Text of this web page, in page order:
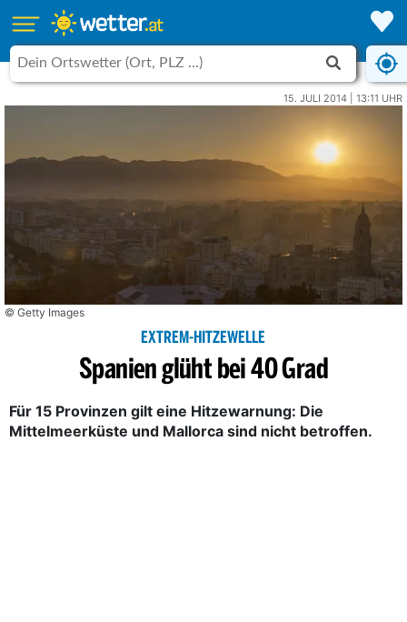
15. JULI 2014 | 13:11 UHR
© Getty Images
EXTREM-HITZEWELLE
Spanien glüht bei 40 Grad
Für 15 Provinzen gilt eine Hitzewarnung: Die
Mittelmeerküste und Mallorca sind nicht betroffen.